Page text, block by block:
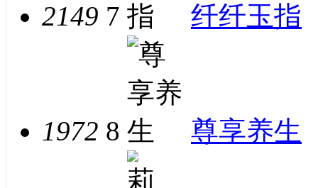
2149 7 纤纤玉指
1972 8 尊享养生